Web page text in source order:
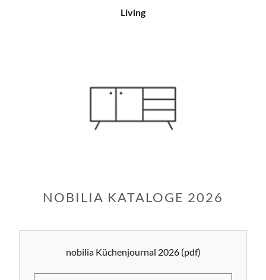
Living
NOBILIA KATALOGE 2026
nobilia Küchenjournal 2026(pdf)